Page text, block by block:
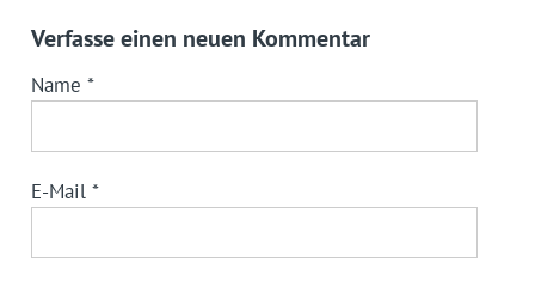
Verfasse einen neuen Kommentar
Name *
E-Mail *